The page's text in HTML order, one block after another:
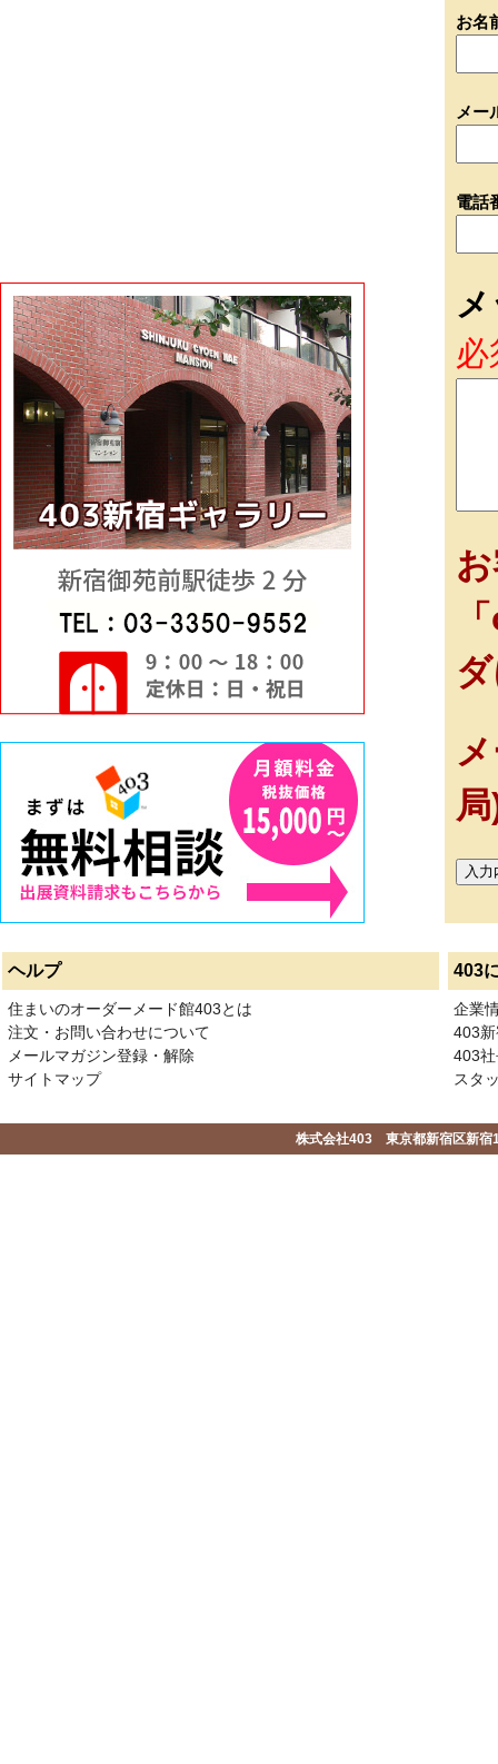
お名
メー
電話
必
ヘルプ 403
住まいのオーダーメード館403とは
注文・お問い合わせについて
メールマガジン登録・解除
サイトマップ
企業
403
403
スタ
株式会社403 東京都新宿区新